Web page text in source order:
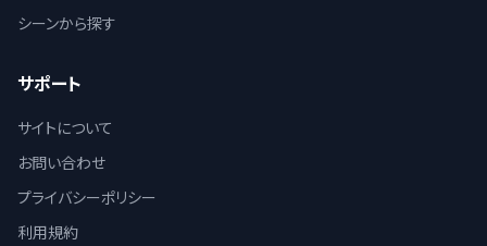
シーンから探す
サポート
サイトについて
お問い合わせ
プライバシーポリシー
利用規約